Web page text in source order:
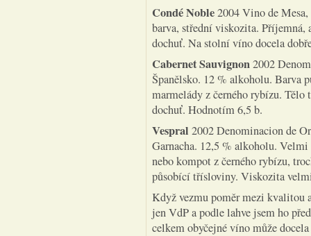
Condé Noble2004 Vino de
barva, střední viskozita. Příjemná,
dochuť. Na stolní víno docela
Cabernet Sauvignon2002
Španělsko. 12 % alkoholu. Barva
marmelády z černého rybízu.
dochuť. Hodnotím 6,5 b.
Vespral 2002 Denominacion de
Garnacha. 12,5 % alkoholu.
nebo kompot z černého rybízu,
působící třísloviny. Viskozita
Když vezmu poměr mezi kvalitou
jen VdP a podle lahve jsem ho
celkem obyčejné víno může